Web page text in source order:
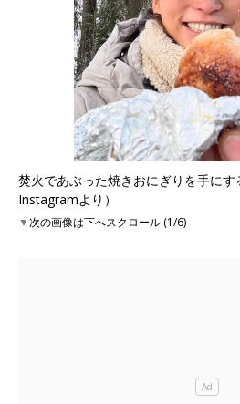
焚火であぶった焼きおにぎりを手に
Instagramより）
▼次の画像は下へスクロール (1/6)